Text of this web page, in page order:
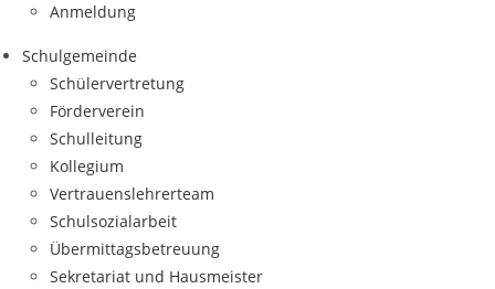
Anmeldung
Schulgemeinde
Schülervertretung
Förderverein
Schulleitung
Kollegium
Vertrauenslehrerteam
Schulsozialarbeit
Übermittagsbetreuung
Sekretariat und Hausmeister